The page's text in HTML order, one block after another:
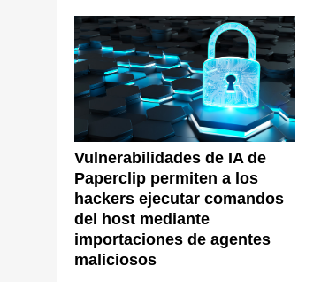
Vulnerabilidades de IA de
Paperclip permiten a los
hackers ejecutar comandos
del host mediante
importaciones de agentes
maliciosos